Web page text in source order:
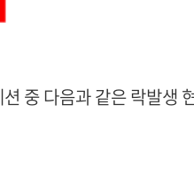
중 다음과 같은 락발생